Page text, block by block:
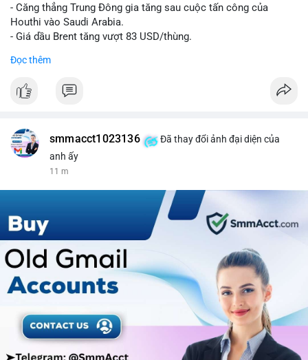
- Căng thẳng Trung Đông gia tăng sau cuộc tấn công của
Houthi vào Saudi Arabia.
- Giá dầu Brent tăng vượt 83 USD/thùng.
#bitcoin
$btc
📰 Nguồn: CoinDesk
Đọc thêm
smmacct1023136
Đã thay đổi ảnh đại diện của
anh ấy
11 m